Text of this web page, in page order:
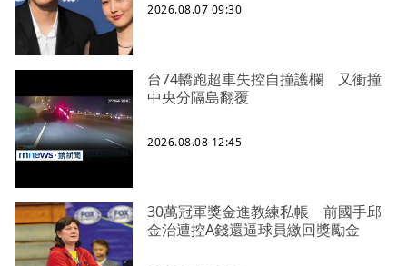
2026.08.07 09:30
台74轎跑超車失控自撞護欄 又衝撞
中央分隔島翻覆
2026.08.08 12:45
30萬冠軍獎金進教練私帳 前國手邱
金治遭控A錢還逼球員繳回獎勵金